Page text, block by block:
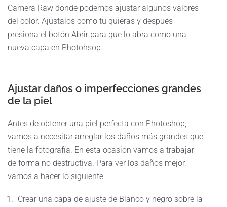
Camera Raw donde podemos ajustar algunos valores
del color. Ajústalos como tu quieras y después
presiona el botón Abrir para que lo abra como una
nueva capa en Photohsop.
Ajustar daños o imperfecciones grandes
de la piel
Antes de obtener una piel perfecta con Photoshop,
vamos a necesitar arreglar los daños más grandes que
tiene la fotografía. En esta ocasión vamos a trabajar
de forma no destructiva. Para ver los daños mejor,
vamos a hacer lo siguiente:
Crear una capa de ajuste de Blanco y negro sobre la